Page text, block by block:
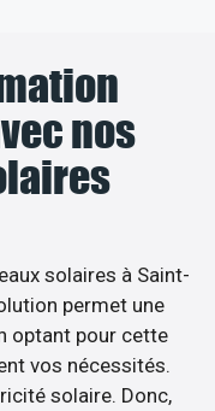
nos
solaires à Saint-
permet une
optant pour cette
vos nécessités.
solaire. Donc,